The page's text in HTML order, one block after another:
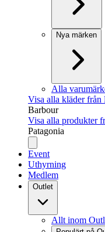
Nya märken
Alla
Visa alla kläder från
Barbour
Visa alla produkter
Patagonia
Event
Uthyrning
Medlem
Outlet
Allt inom